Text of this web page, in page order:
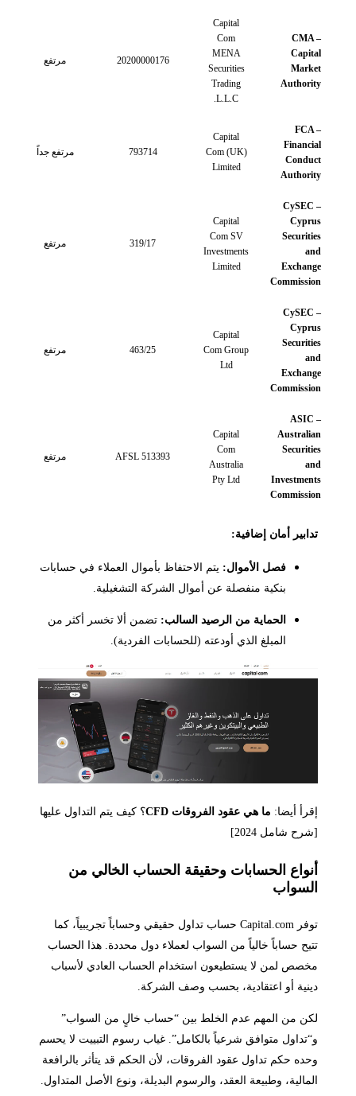
CMA –
Capital
Market
Authority
Capital
Com
MENA
Securities
Trading
L.L.C.
20200000176 مرتفع
FCA –
Financial
Conduct
Authority
Capital
Com (UK)
Limited
793714 مرتفع جداً
CySEC –
Cyprus
Securities
and
Exchange
Commission
Capital
Com SV
Investments
Limited
319/17 مرتفع
CySEC –
Cyprus
Securities
and
Exchange
Commission
Capital
Com Group
Ltd
463/25 مرتفع
ASIC –
Australian
Securities
and
Investments
Commission
Capital
Com
Australia
Pty Ltd
AFSL 513393 مرتفع
تدابير أمان إضافية:
فصل الأموال: يتم الاحتفاظ بأموال العملاء في حسابات
بنكية منفصلة عن أموال الشركة التشغيلية.
الحماية من الرصيد السالب: تضمن ألا تخسر أكثر من
المبلغ الذي أودعته (للحسابات الفردية).
إقرأ أيضا: ما هي عقود الفروقات CFD
؟ كيف يتم التداول عليها
[شرح شامل 2024]
أنواع الحسابات وحقيقة الحساب الخالي من
السواب
توفر Capital.com حساب تداول حقيقي وحساباً تجريبياً، كما
تتيح حساباً خالياً من السواب لعملاء دول محددة. هذا الحساب
مخصص لمن لا يستطيعون استخدام الحساب العادي لأسباب
دينية أو اعتقادية، بحسب وصف الشركة.
لكن من المهم عدم الخلط بين “حساب خالٍ من السواب”
و“تداول متوافق شرعياً بالكامل”. غياب رسوم التبييت لا يحسم
وحده حكم تداول عقود الفروقات، لأن الحكم قد يتأثر بالرافعة
المالية، وطبيعة العقد، والرسوم البديلة، ونوع الأصل المتداول.